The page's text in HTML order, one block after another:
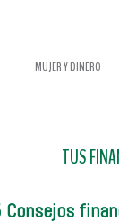
MUJER Y DINERO
TUS
Consejos